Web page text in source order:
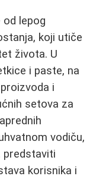
lepog
koji utiče
života. U
i paste, na
i
setova za
vodiču,
predstaviti
korisnika i